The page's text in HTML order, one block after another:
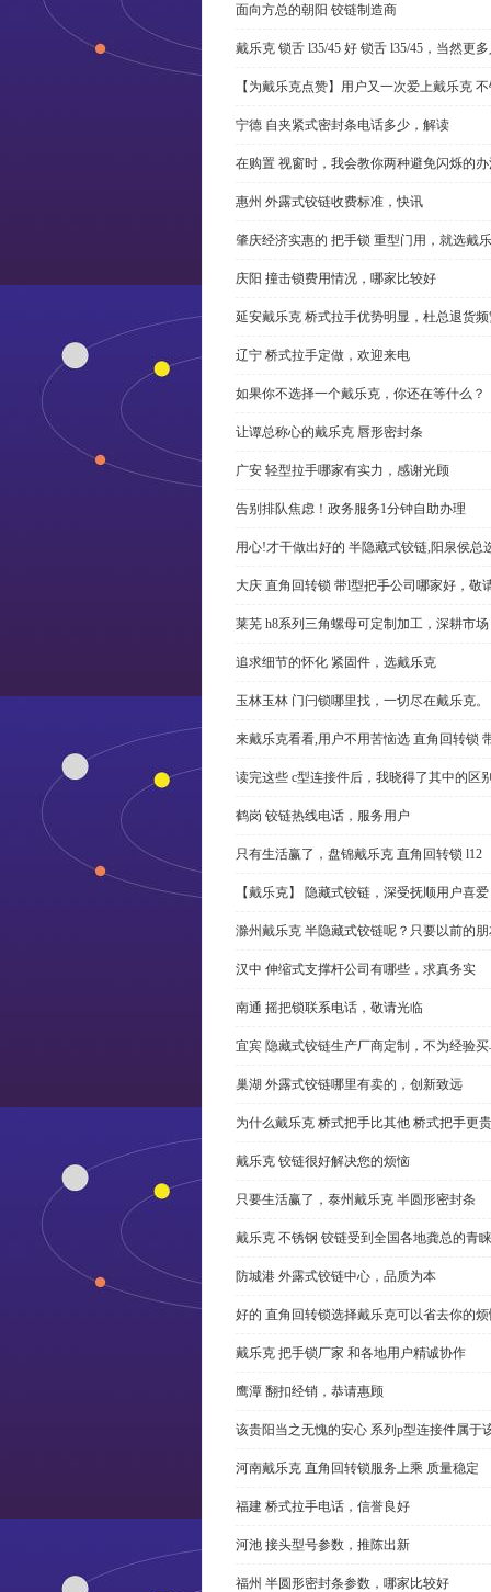
面向方总的朝阳 铰链制造商
戴乐克 锁舌 l35/45 好 锁舌 l35/45，当然更
【为戴乐克点赞】用户又一次爱上戴乐克
宁德 自夹紧式密封条电话多少，解读
在购置 视窗时，我会教你两种避免闪烁的
惠州 外露式铰链收费标准，快讯
肇庆经济实惠的 把手锁 重型门用，就选戴
庆阳 撞击锁费用情况，哪家比较好
延安戴乐克 桥式拉手优势明显，杜总退货
辽宁 桥式拉手定做，欢迎来电
如果你不选择一个戴乐克，你还在等什么？
让谭总称心的戴乐克 唇形密封条
广安 轻型拉手哪家有实力，感谢光顾
告别排队焦虑！政务服务1分钟自助办理
用心!才干做出好的 半隐藏式铰链,阳泉侯总
大庆 直角回转锁 带l型把手公司哪家好，敬
莱芜 h8系列三角螺母可定制加工，深耕市场
追求细节的怀化 紧固件，选戴乐克
玉林玉林 门闩锁哪里找，一切尽在戴乐克。
来戴乐克看看,用户不用苦恼选 直角回转锁
读完这些 c型连接件后，我晓得了其中的区
鹤岗 铰链热线电话，服务用户
只有生活赢了，盘锦戴乐克 直角回转锁 l12
【戴乐克】 隐藏式铰链，深受抚顺用户喜
滁州戴乐克 半隐藏式铰链呢？只要以前的
汉中 伸缩式支撑杆公司有哪些，求真务实
南通 摇把锁联系电话，敬请光临
宜宾 隐藏式铰链生产厂商定制，不为经验
巢湖 外露式铰链哪里有卖的，创新致远
为什么戴乐克 桥式把手比其他 桥式把手更
戴乐克 铰链很好解决您的烦恼
只要生活赢了，泰州戴乐克 半圆形密封条
戴乐克 不锈钢 铰链受到全国各地龚总的青睐
防城港 外露式铰链中心，品质为本
好的 直角回转锁选择戴乐克可以省去你的
戴乐克 把手锁厂家 和各地用户精诚协作
鹰潭 翻扣经销，恭请惠顾
该贵阳当之无愧的安心 系列p型连接件属于
河南戴乐克 直角回转锁服务上乘 质量稳定
福建 桥式拉手电话，信誉良好
河池 接头型号参数，推陈出新
福州 半圆形密封条参数，哪家比较好